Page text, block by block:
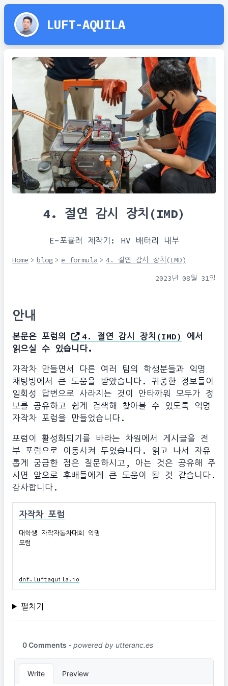
LUFT-AQUILA
4. 절연 감시 장치(IMD)
E-포뮬러 제작기: HV 배터리 내부
Home > blog > e formula > 4. 절연 감시 장치(IMD)
2023년 08월 31일
안내
본문은 포럼의 4. 절연 감시 장치(IMD)
에서
읽으실 수 있습니다.
자작차 만들면서 다른 여러 팀의 학생분들과 익명
채팅방에서 큰 도움을 받았습니다. 귀중한 정보들이
일회성 답변으로 사라지는 것이 안타까워 모두가 정
보를 공유하고 쉽게 검색해 찾아볼 수 있도록 익명
자작차 포럼을 만들었습니다.
포럼이 활성화되기를 바라는 차원에서 게시글을 전
부 포럼으로 이동시켜 두었습니다. 읽고 나서 자유
롭게 궁금한 점은 질문하시고, 아는 것은 공유해 주
시면 앞으로 후배들에게 큰 도움이 될 것 같습니다.
감사합니다.
자작차 포럼
대학생 자작자동차대회 익명
포럼
dnf.luftaquila.io
펼치기